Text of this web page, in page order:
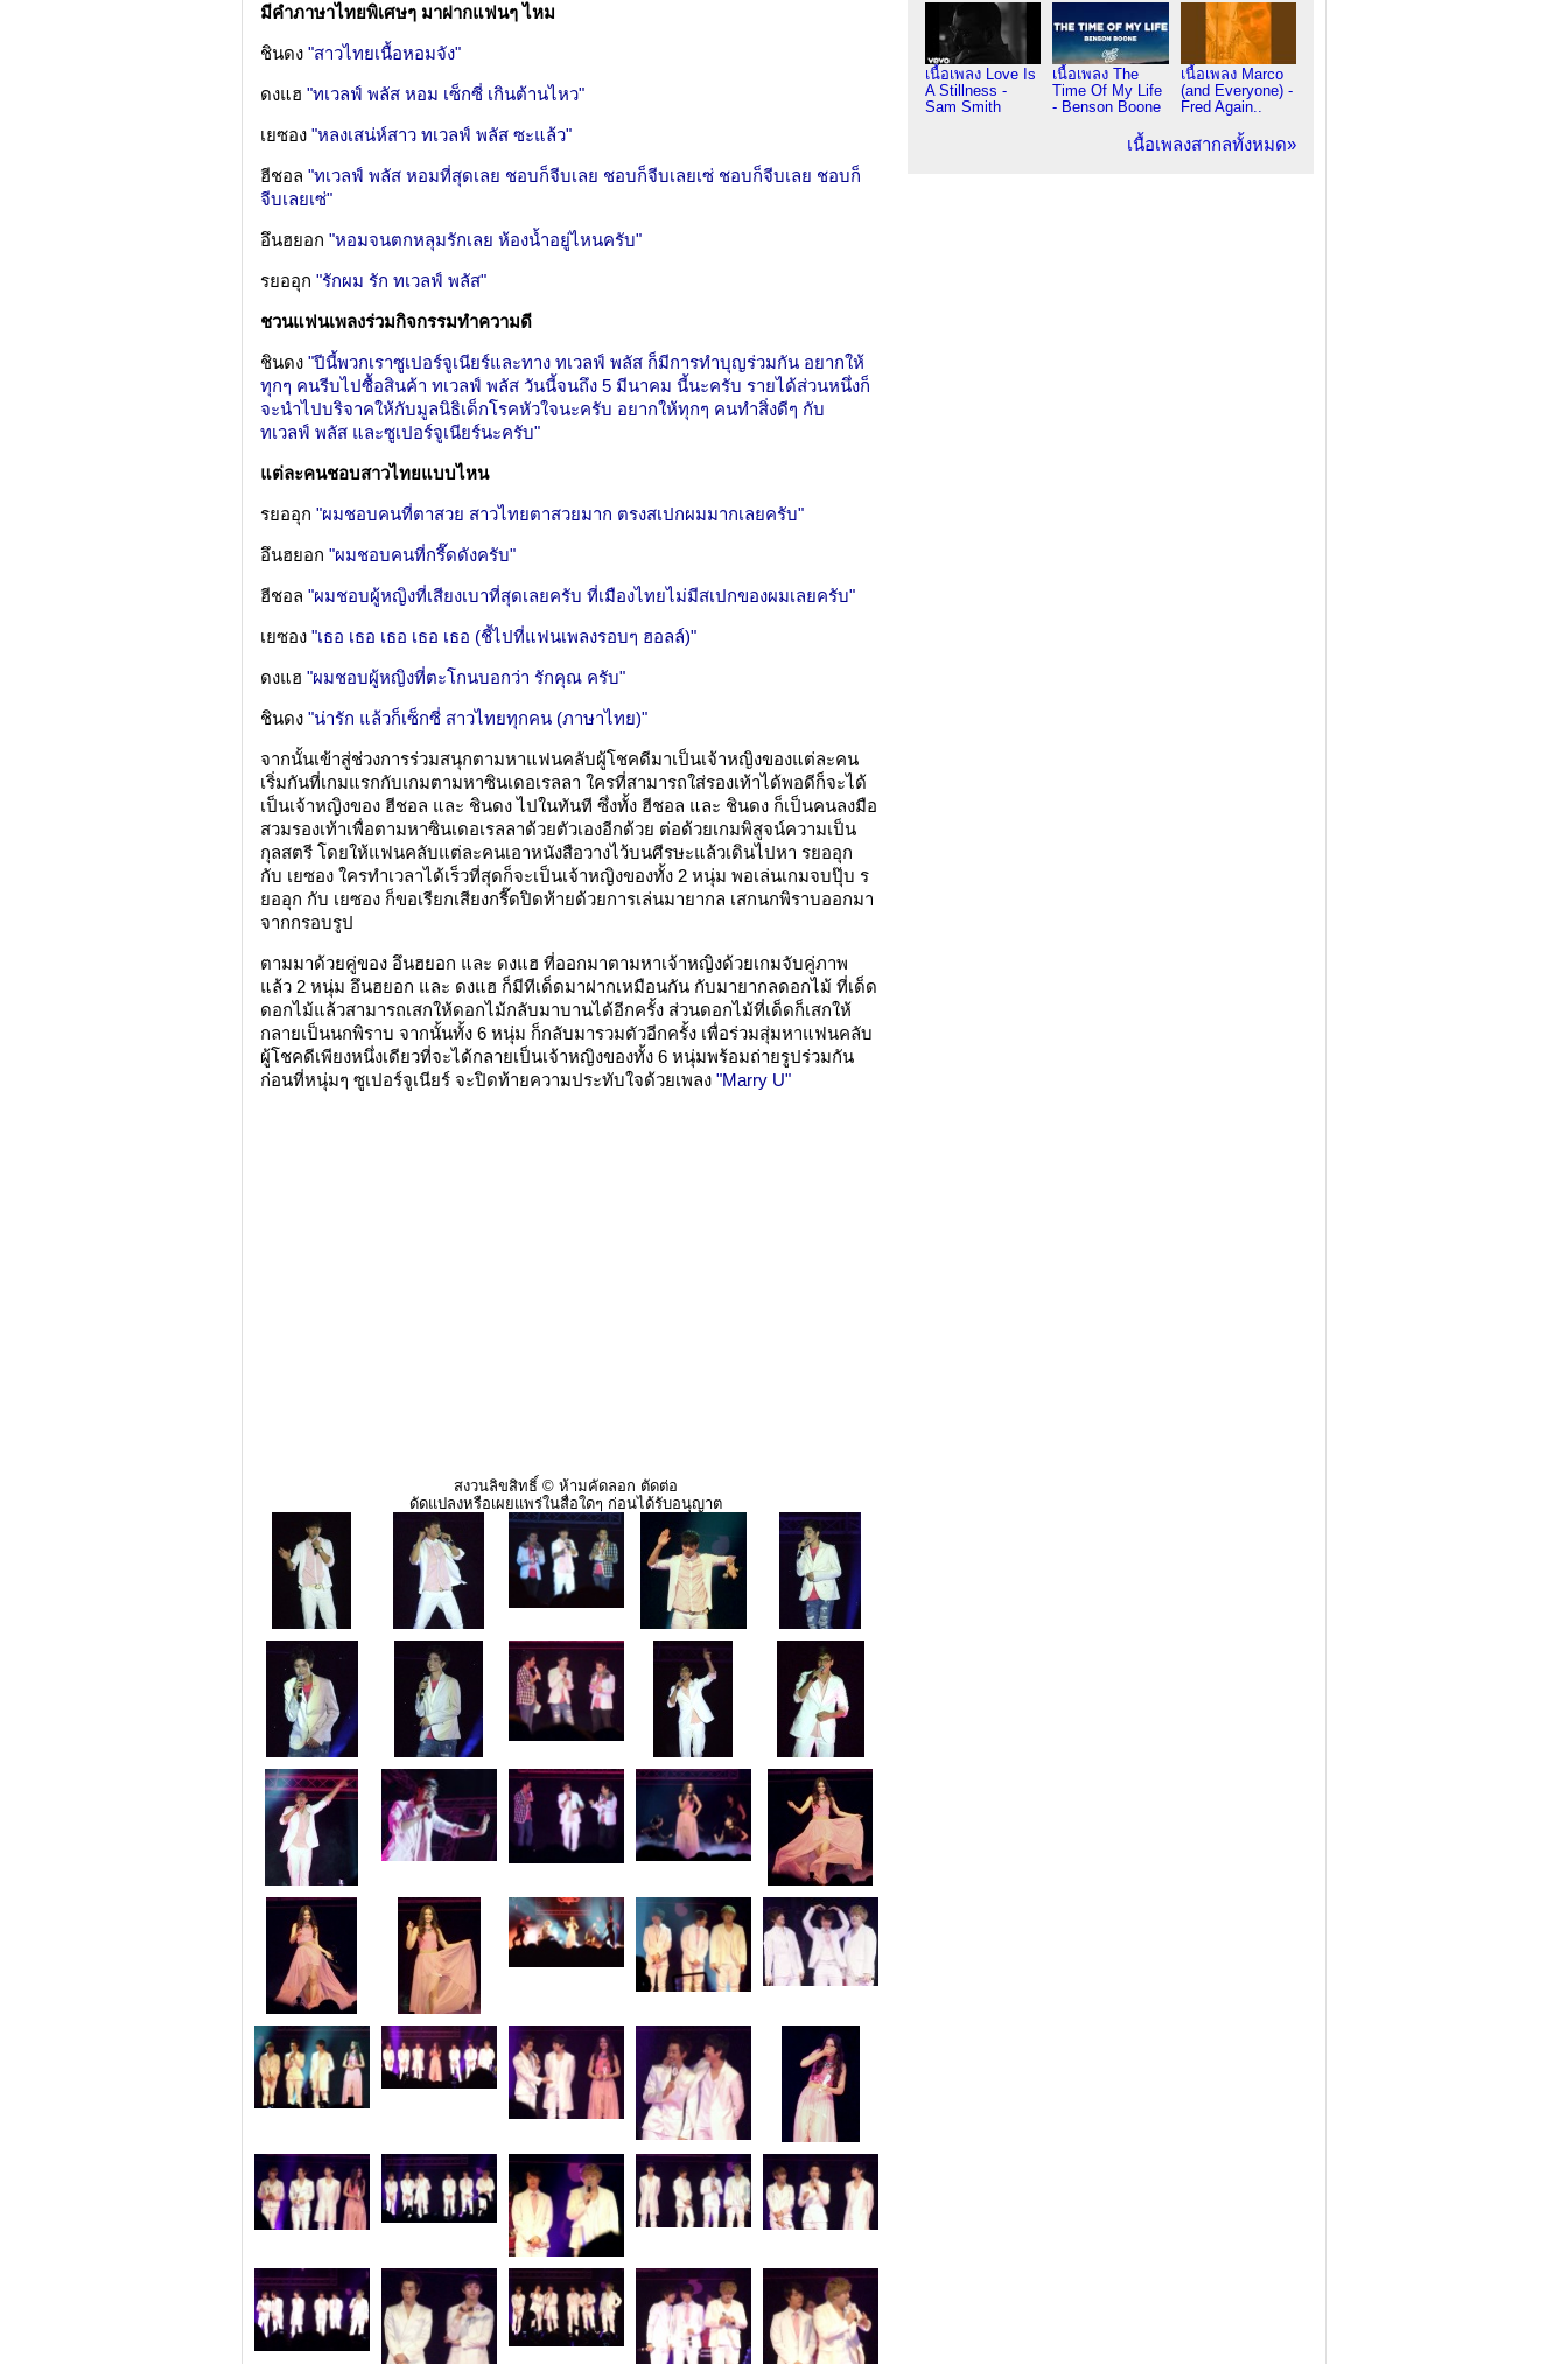
มีคำภาษาไทยพิเศษๆ มาฝากแฟนๆ ไหม
ชินดง "สาวไทยเนื้อหอมจัง"
ดงแฮ "ทเวลฟ์ พลัส หอม เซ็กซี่ เกินต้านไหว"
เยซอง "หลงเสน่ห์สาว ทเวลฟ์ พลัส ซะแล้ว"
ฮีชอล "ทเวลฟ์ พลัส หอมที่สุดเลย ชอบก็จีบเลย ชอบก็จีบเลยเซ่ ชอบก็จีบเลย ชอบก็
จีบเลยเซ่"
อึนฮยอก "หอมจนตกหลุมรักเลย ห้องน้ำอยู่ไหนครับ"
รยออุก "รักผม รัก ทเวลฟ์ พลัส"
ชวนแฟนเพลงร่วมกิจกรรมทำความดี
ชินดง "ปีนี้พวกเราซูเปอร์จูเนียร์และทาง ทเวลฟ์ พลัส ก็มีการทำบุญร่วมกัน อยากให้
ทุกๆ คนรีบไปซื้อสินค้า ทเวลฟ์ พลัส วันนี้จนถึง 5 มีนาคม นี้นะครับ รายได้ส่วนหนึ่งก็
จะนำไปบริจาคให้กับมูลนิธิเด็กโรคหัวใจนะครับ อยากให้ทุกๆ คนทำสิ่งดีๆ กับ
ทเวลฟ์ พลัส และซูเปอร์จูเนียร์นะครับ"
แต่ละคนชอบสาวไทยแบบไหน
รยออุก "ผมชอบคนที่ตาสวย สาวไทยตาสวยมาก ตรงสเปกผมมากเลยครับ"
อึนฮยอก "ผมชอบคนที่กรี๊ดดังครับ"
ฮีชอล "ผมชอบผู้หญิงที่เสียงเบาที่สุดเลยครับ ที่เมืองไทยไม่มีสเปกของผมเลยครับ"
เยซอง "เธอ เธอ เธอ เธอ เธอ (ชี้ไปที่แฟนเพลงรอบๆ ฮอลล์)"
ดงแฮ "ผมชอบผู้หญิงที่ตะโกนบอกว่า รักคุณ ครับ"
ชินดง "น่ารัก แล้วก็เซ็กซี่ สาวไทยทุกคน (ภาษาไทย)"
จากนั้นเข้าสู่ช่วงการร่วมสนุกตามหาแฟนคลับผู้โชคดีมาเป็นเจ้าหญิงของแต่ละคน
เริ่มกันที่เกมแรกกับเกมตามหาซินเดอเรลลา ใครที่สามารถใส่รองเท้าได้พอดีก็จะได้
เป็นเจ้าหญิงของ ฮีชอล และ ชินดง ไปในทันที ซึ่งทั้ง ฮีชอล และ ชินดง ก็เป็นคนลงมือ
สวมรองเท้าเพื่อตามหาซินเดอเรลลาด้วยตัวเองอีกด้วย ต่อด้วยเกมพิสูจน์ความเป็น
กุลสตรี โดยให้แฟนคลับแต่ละคนเอาหนังสือวางไว้บนศีรษะแล้วเดินไปหา รยออุก
กับ เยซอง ใครทำเวลาได้เร็วที่สุดก็จะเป็นเจ้าหญิงของทั้ง 2 หนุ่ม พอเล่นเกมจบปุ๊บ ร
ยออุก กับ เยซอง ก็ขอเรียกเสียงกรี๊ดปิดท้ายด้วยการเล่นมายากล เสกนกพิราบออกมา
จากกรอบรูป
ตามมาด้วยคู่ของ อึนฮยอก และ ดงแฮ ที่ออกมาตามหาเจ้าหญิงด้วยเกมจับคู่ภาพ
แล้ว 2 หนุ่ม อึนฮยอก และ ดงแฮ ก็มีทีเด็ดมาฝากเหมือนกัน กับมายากลดอกไม้ ที่เด็ด
ดอกไม้แล้วสามารถเสกให้ดอกไม้กลับมาบานได้อีกครั้ง ส่วนดอกไม้ที่เด็ดก็เสกให้
กลายเป็นนกพิราบ จากนั้นทั้ง 6 หนุ่ม ก็กลับมารวมตัวอีกครั้ง เพื่อร่วมสุ่มหาแฟนคลับ
ผู้โชคดีเพียงหนึ่งเดียวที่จะได้กลายเป็นเจ้าหญิงของทั้ง 6 หนุ่มพร้อมถ่ายรูปร่วมกัน
ก่อนที่หนุ่มๆ ซูเปอร์จูเนียร์ จะปิดท้ายความประทับใจด้วยเพลง "Marry U"
สงวนลิขสิทธิ์ © ห้ามคัดลอก ตัดต่อ
ดัดแปลงหรือเผยแพร่ในสื่อใดๆ ก่อนได้รับอนุญาต
เนื้อเพลง Love Is
A Stillness -
Sam Smith
เนื้อเพลง The
Time Of My Life
- Benson Boone
เนื้อเพลง Marco
(and Everyone) -
Fred Again..
เนื้อเพลงสากลทั้งหมด»